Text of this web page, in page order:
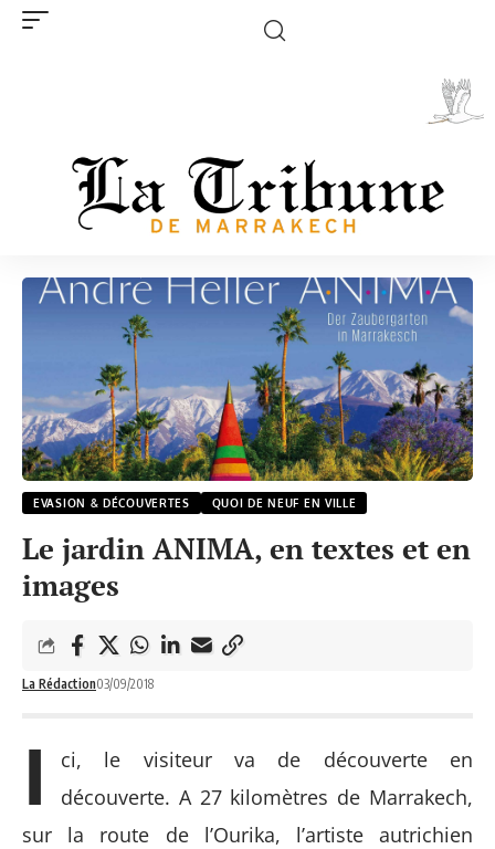
EVASION & DÉCOUVERTES QUOI DE NEUF EN VILLE
Le jardin ANIMA, en textes et en
images
La Rédaction03/09/2018
I
ci, le visiteur va de découverte en
découverte. A 27 kilomètres de Marrakech,
sur la route de l’Ourika, l’artiste autrichien